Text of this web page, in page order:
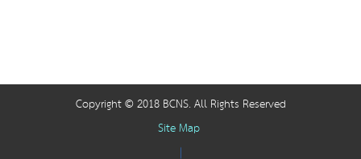
Copyright © 2018 BCNS. All Rights Reserved
Site Map
|